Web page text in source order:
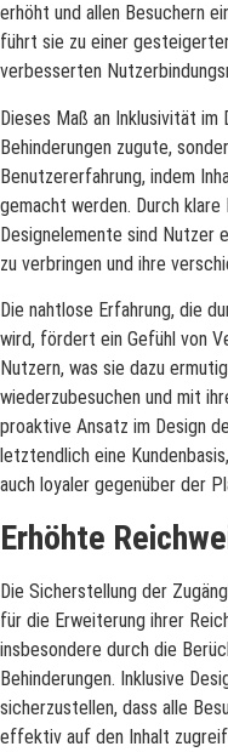
erhöht und allen Besuchern
führt sie zu einer
verbesserten
Dieses Maß an Inklusivität
Behinderungen zugute,
Benutzererfahrung, indem
gemacht werden. Durch
Designelemente sind Nutzer
zu verbringen und ihre
Die nahtlose Erfahrung, die
wird, fördert ein Gefühl von
Nutzern, was sie dazu
wiederzubesuchen und mit
proaktive Ansatz im Design
letztendlich eine
auch loyaler gegenüber der
Erhöhte
Die Sicherstellung der
für die Erweiterung ihrer
insbesondere durch die
Behinderungen. Inklusive
sicherzustellen, dass alle
effektiv auf den Inhalt